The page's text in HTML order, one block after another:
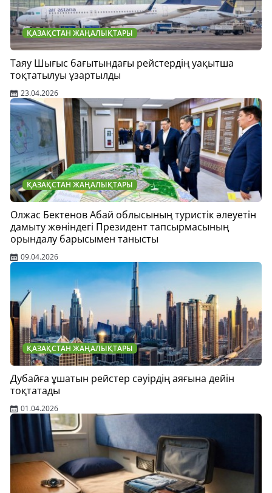
ҚАЗАҚСТАН ЖАҢАЛЫҚТАРЫ
Таяу Шығыс бағытындағы рейстердің уақытша
тоқтатылуы ұзартылды
23.04.2026
ҚАЗАҚСТАН ЖАҢАЛЫҚТАРЫ
Олжас Бектенов Абай облысының туристік әлеуетін
дамыту жөніндегі Президент тапсырмасының
орындалу барысымен танысты
09.04.2026
ҚАЗАҚСТАН ЖАҢАЛЫҚТАРЫ
Дубайға ұшатын рейстер сәуірдің аяғына дейін
тоқтатады
01.04.2026